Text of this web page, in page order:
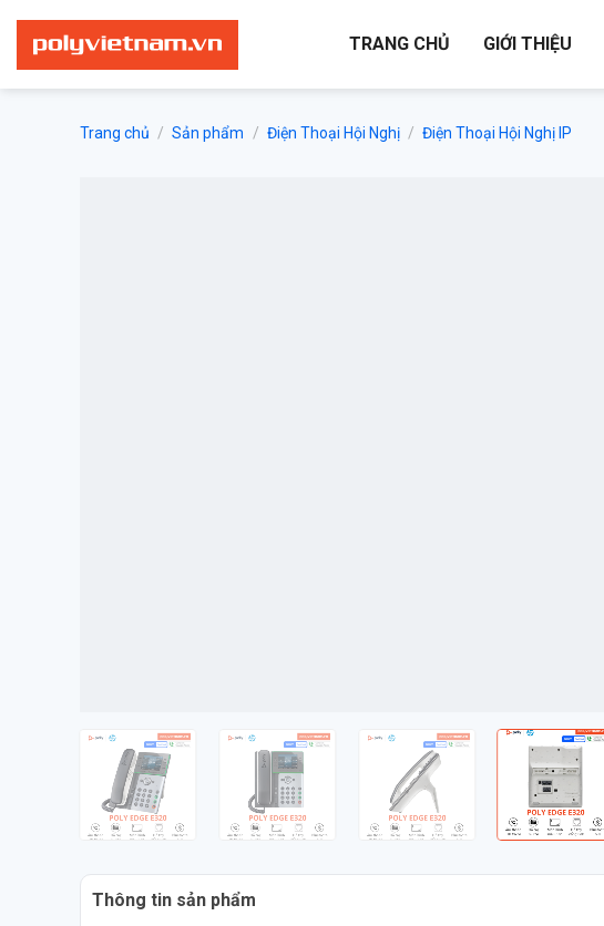
nội
dung
TRANG CHỦ GIỚI THIỆU
Trang chủ / Sản phẩm / Điện Thoại Hội Nghị / Điện Thoại Hội Nghị IP
Thông tin sản phẩm